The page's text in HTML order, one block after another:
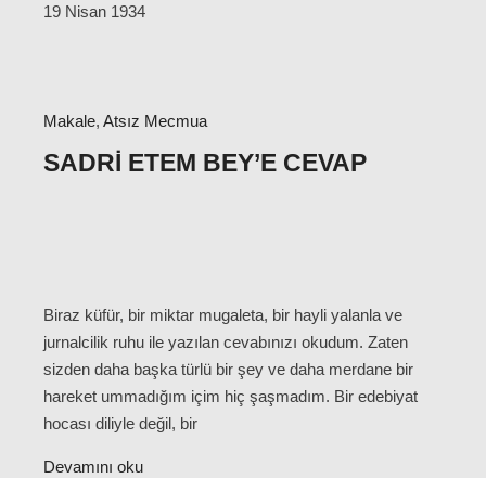
19 Nisan 1934
Makale, Atsız Mecmua
SADRI ETEM BEY’E CEVAP
Biraz küfür, bir miktar mugaleta, bir hayli yalanla ve
jurnalcilik ruhu ile yazılan cevabınızı okudum. Zaten
sizden daha başka türlü bir şey ve daha merdane bir
hareket ummadığım içim hiç şaşmadım. Bir edebiyat
hocası diliyle değil, bir
Devamını oku